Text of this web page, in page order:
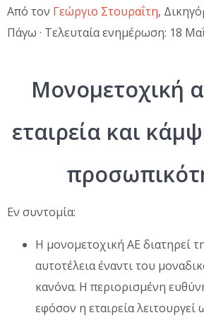
Από τον Γεώργιο Στουραΐτη,
Πάγω · Τελευταία ενημέρωση: 18
Μονομετοχική
εταιρεία και
Εν συντομία:
Η μονομετοχική ΑΕ διατηρεί
αυτοτέλεια έναντι του
κανόνα. Η περιορισμένη
εφόσον η εταιρεία